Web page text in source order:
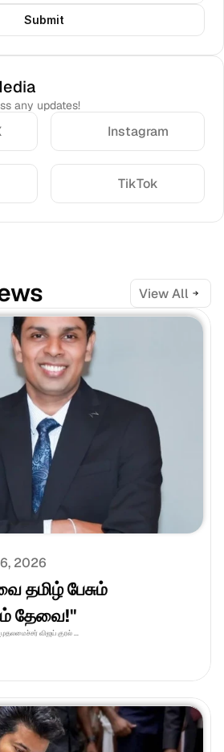
Submit
any updates!
Instagram
TikTok
View All
2026
தமிழ் பேசும்
தேவை!"
விஜய் குரல் ...